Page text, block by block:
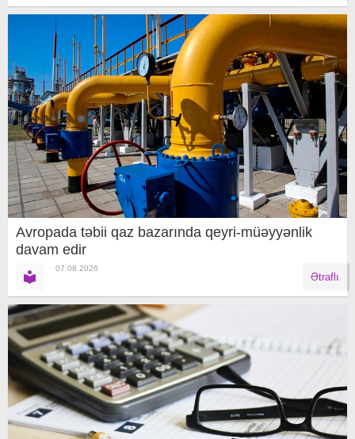
Avropada təbii qaz bazarında qeyri-müəyyənlik
davam edir
07.08.2026
Ətraflı